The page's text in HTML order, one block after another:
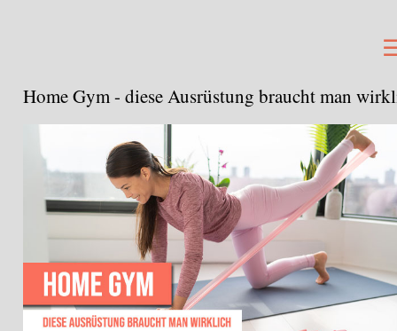
Home Gym - diese Ausrüstung braucht man